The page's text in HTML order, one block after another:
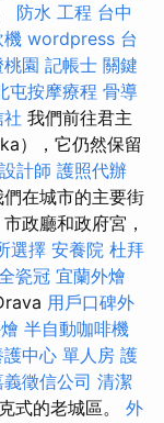
防水 工程 台中
機 wordpress 台
桃園 記帳士 關鍵
屯按摩療程 骨導
社 我們前往君主
），它仍然保留
計師 護照代辦
們在城市的主要街
政廳和政府宮，
選擇 安養院 杜拜
瓷冠 宜蘭外燴
用戶口碑外
半自動咖啡機
護中心 單人房 護
義徵信公司 清潔
式的老城區。 外